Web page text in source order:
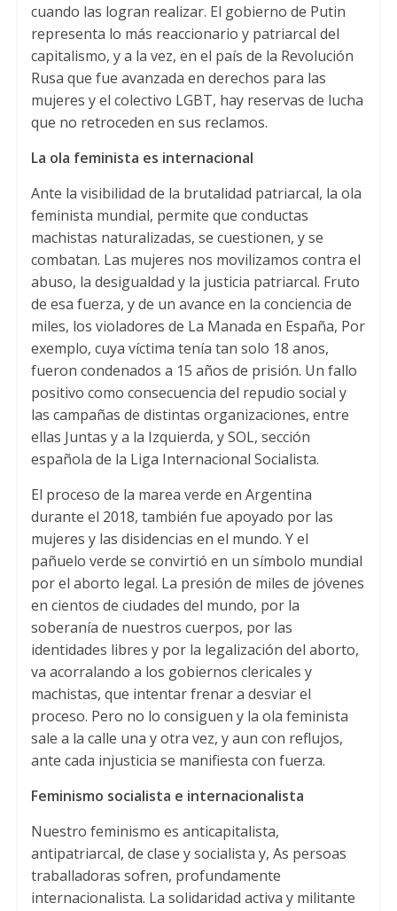
cuando las logran realizar. El gobierno de Putin
representa lo más reaccionario y patriarcal del
capitalismo, y a la vez, en el país de la Revolución
Rusa que fue avanzada en derechos para las
mujeres y el colectivo LGBT, hay reservas de lucha
que no retroceden en sus reclamos.
La ola feminista es internacional
Ante la visibilidad de la brutalidad patriarcal, la ola
feminista mundial, permite que conductas
machistas naturalizadas, se cuestionen, y se
combatan. Las mujeres nos movilizamos contra el
abuso, la desigualdad y la justicia patriarcal. Fruto
de esa fuerza, y de un avance en la conciencia de
miles, los violadores de La Manada en España, Por
exemplo, cuya víctima tenía tan solo 18 anos,
fueron condenados a 15 años de prisión. Un fallo
positivo como consecuencia del repudio social y
las campañas de distintas organizaciones, entre
ellas Juntas y a la Izquierda, y SOL, sección
española de la Liga Internacional Socialista.
El proceso de la marea verde en Argentina
durante el 2018, también fue apoyado por las
mujeres y las disidencias en el mundo. Y el
pañuelo verde se convirtió en un símbolo mundial
por el aborto legal. La presión de miles de jóvenes
en cientos de ciudades del mundo, por la
soberanía de nuestros cuerpos, por las
identidades libres y por la legalización del aborto,
va acorralando a los gobiernos clericales y
machistas, que intentar frenar a desviar el
proceso. Pero no lo consiguen y la ola feminista
sale a la calle una y otra vez, y aun con reflujos,
ante cada injusticia se manifiesta con fuerza.
Feminismo socialista e internacionalista
Nuestro feminismo es anticapitalista,
antipatriarcal, de clase y socialista y, As persoas
traballadoras sofren, profundamente
internacionalista. La solidaridad activa y militante